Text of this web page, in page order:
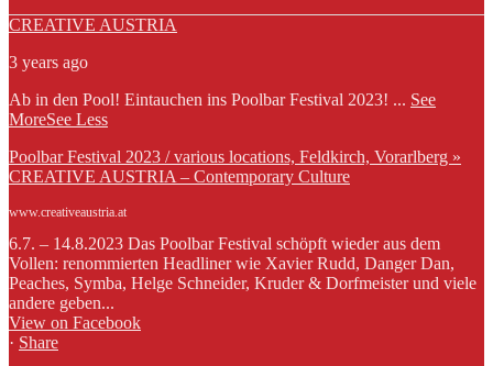
CREATIVE AUSTRIA
3 years ago
Ab in den Pool! Eintauchen ins Poolbar Festival 2023! ... See
MoreSee Less
Poolbar Festival 2023 / various locations, Feldkirch, Vorarlberg »
CREATIVE AUSTRIA – Contemporary Culture
www.creativeaustria.at
6.7. – 14.8.2023 Das Poolbar Festival schöpft wieder aus dem
Vollen: renommierten Headliner wie Xavier Rudd, Danger Dan,
Peaches, Symba, Helge Schneider, Kruder & Dorfmeister und viele
andere geben...
View on Facebook
· Share